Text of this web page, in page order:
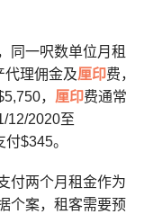
同一呎数单位月租
代理佣金及厘印费，
， 厘印费通常
12/2020至
$345。
付两个月租金作为
个案，租客需要预